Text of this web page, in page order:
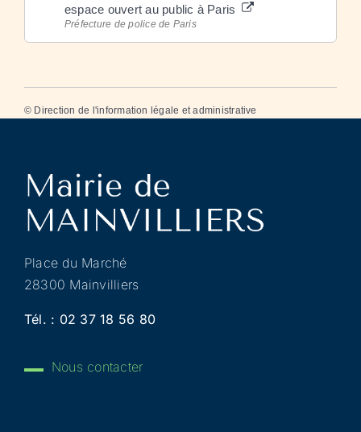
espace ouvert au public à Paris
Préfecture de police de Paris
© Direction de l'information légale et administrative
Place du Marché
28300 Mainvilliers
Tél. : 02 37 18 56 80
Nous contacter